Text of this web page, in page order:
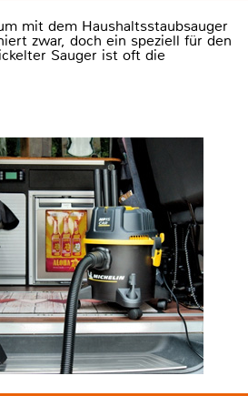
mit dem Haushaltsstaubsauger
zwar, doch ein speziell für den
Sauger ist oft die